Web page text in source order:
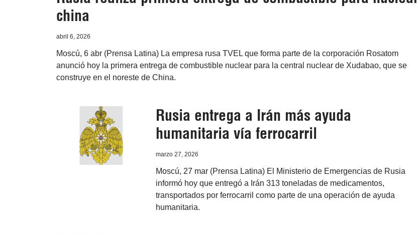
china
abril 6, 2026
Moscú, 6 abr (Prensa Latina) La empresa rusa TVEL que forma parte de la corporación Rosatom
anunció hoy la primera entrega de combustible nuclear para la central nuclear de Xudabao, que se
construye en el noreste de China.
Rusia entrega a Irán más ayuda
humanitaria vía ferrocarril
marzo 27, 2026
Moscú, 27 mar (Prensa Latina) El Ministerio de Emergencias de Rusia
informó hoy que entregó a Irán 313 toneladas de medicamentos,
transportados por ferrocarril como parte de una operación de ayuda
humanitaria.